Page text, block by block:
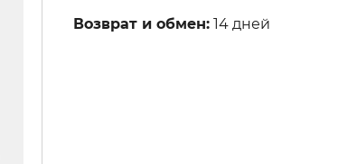
Возврат и обмен: 14 дней